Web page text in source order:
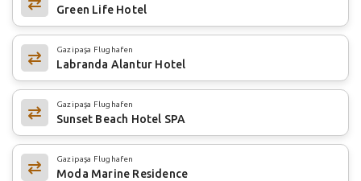
Green Life Hotel
Gazipaşa Flughafen
Labranda Alantur Hotel
Gazipaşa Flughafen
Sunset Beach Hotel SPA
Gazipaşa Flughafen
Moda Marine Residence